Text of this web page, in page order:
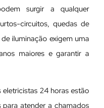
surgir a qualquer
circuitos, quedas de
iluminação exigem uma
maiores e garantir a
eletricistas 24 horas estão
atender a chamados